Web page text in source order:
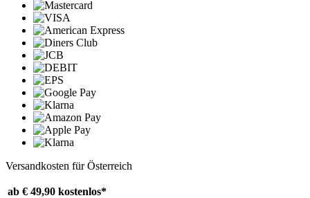
Versandkosten für Österreich
ab € 49,90 kostenlos*